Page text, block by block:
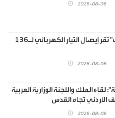
2026-08-06
لجنة "فلس الريف" تقر إيصال التيار الكهربائي لـ136
2026-08-06
لقاء الملك واللجنة الوزارية العربية
الأردني تجاه القدس
2026-08-06